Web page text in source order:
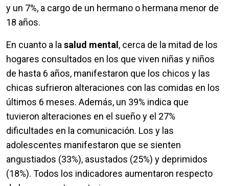
y un 7%, a cargo de un hermano o hermana menor de
18 años.
En cuanto a la salud mental , cerca de la mitad de los
hogares consultados en los que viven niñas y niños
de hasta 6 años, manifestaron que los chicos y las
chicas sufrieron alteraciones con las comidas en los
últimos 6 meses. Además, un 39% indica que
tuvieron alteraciones en el sueño y el 27%
dificultades en la comunicación. Los y las
adolescentes manifestaron que se sienten
angustiados (33%), asustados (25%) y deprimidos
(18%). Todos los indicadores aumentaron respecto